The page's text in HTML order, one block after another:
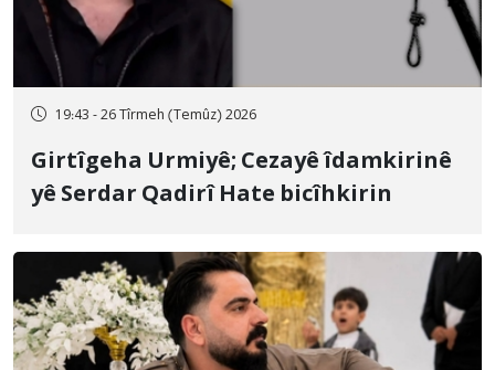
19:43 - 26 Tîrmeh (Temûz) 2026
Girtîgeha Urmiyê; Cezayê îdamkirinê
yê Serdar Qadirî Hate bicîhkirin